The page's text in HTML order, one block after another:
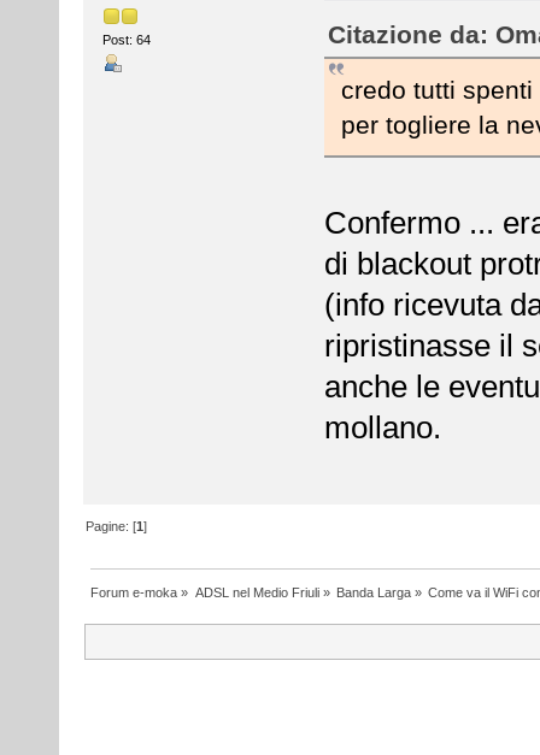
Post: 64
Citazione da:
credo tutti
per togliere la
Confermo ...
di blackout
(info ricevuta
ripristinasse il
anche le
mollano.
Pagine: [1]
Forum e-moka » ADSL nel Medio Friuli» Banda Larga» Come va il WiFi